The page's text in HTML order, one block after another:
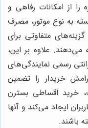
از امکانات رفاهی و
به نوع موتور، مصرف
متفاوتی برای
می‌دهند. علاوه بر این،
رسمی نمایندگی‌های
خریدار را تضمین
خرید اقساطی بسترن
ایجاد می‌کند و آنها
باشند.